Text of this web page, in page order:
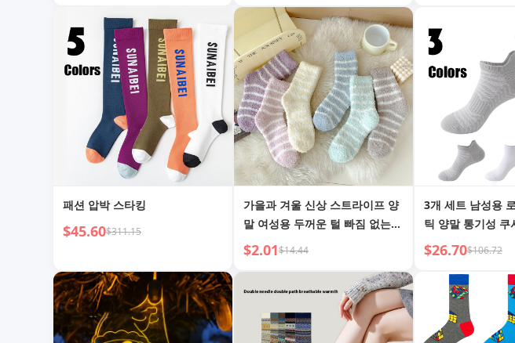
패션 압박 스타킹
$45.60$311.15
가을과 겨울 신상 스트라이프 양
말 여성용 두꺼운 털 빠짐 없는
코랄 벨벳 양말 따뜻한 양말 캐주
얼 수면 양말 도매
$2.01$14.44
3개 세트 남성용
틱 양말 통기성 쿠
$26.70$106.72